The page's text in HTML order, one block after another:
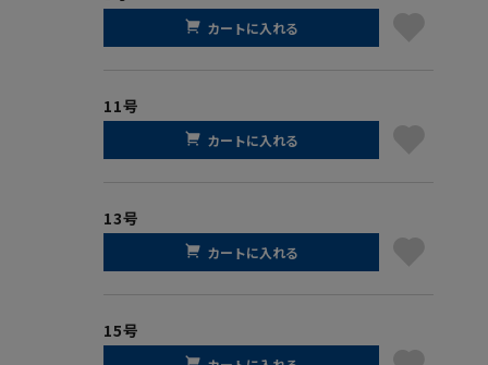
カートに入れる
11号
カートに入れる
13号
カートに入れる
15号